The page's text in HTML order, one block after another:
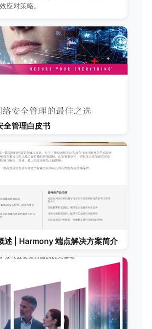
应对策略。
全管理白皮书
述 | Harmony 端点解决方案简介